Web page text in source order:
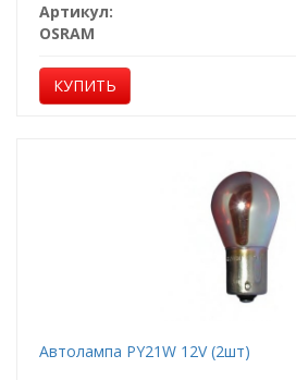
Артикул:
OSRAM
КУПИТЬ
Автолампа PY21W 12V (2шт)